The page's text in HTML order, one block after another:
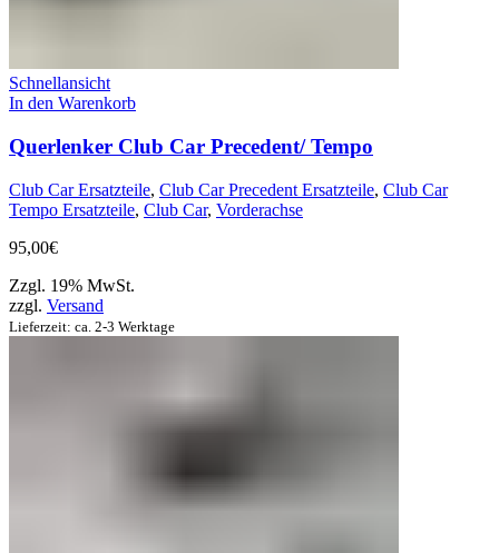
Schnellansicht
In den Warenkorb
Querlenker Club Car Precedent/ Tempo
Club Car Ersatzteile, Club Car Precedent Ersatzteile, Club Car
Tempo Ersatzteile, Club Car, Vorderachse
95,00€
Zzgl. 19% MwSt.
zzgl. Versand
Lieferzeit: ca. 2-3 Werktage